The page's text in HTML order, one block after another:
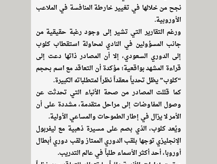
نجح من خلالها في تغيير خارطة المنافسة في الملاعب
الأوروبية.​
ورغم التقارير التي تشير إلى وجود رغبة حقيقية من
جانب المسؤولين في النادي لمحاولة استقطاب كلوب
إلى الدوري السعودي، إلا أن المصادر ذاتها دعت إلى
قراءة المشهد بواقعية؛ مؤكدة أن التعاقد مع اسم بحجم
“كلوب” يظل تحدياً معقداً نظراً لمتطلباته الكبيرة.
كما قللت المصادر من صحة الأنباء التي تحدثت عن
وصول المفاوضات إلى مراحل متقدمة، مشددة على أن
الأمر لا يزال في إطار الطموحات والمساعي الأولية.​
ويُعد كلوب، الذي بصم على مسيرة ذهبية مع ليفربول
الإنجليزي توجها بلقب الدوري الممتاز ولقب دوري أبطال
أوروبا، أحد أكثر الأسماء طلباً في عالم التدريب.